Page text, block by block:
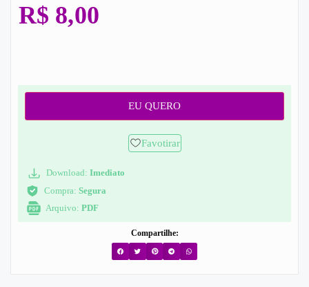
R$ 8,00
EU QUERO
Favotirar
Download: Imediato
Compra: Segura
Arquivo: PDF
Compartilhe: